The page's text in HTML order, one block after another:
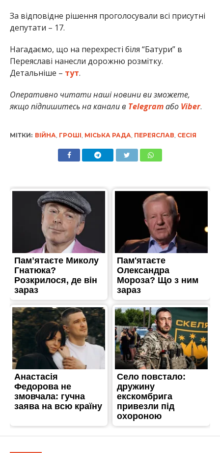
За відповідне рішення проголосували всі присутні
депутати – 17.
Нагадаємо, що на перехресті біля “Батури” в
Переяславі нанесли дорожню розмітку.
Детальніше – тут.
Оперативно читати наші новини ви зможете,
якщо підпишитесь на канали в Telegramабо Viber.
МІТКИ: ВІЙНА ГРОШІ МІСЬКА РАДА ПЕРЕЯСЛАВ СЕСІЯ